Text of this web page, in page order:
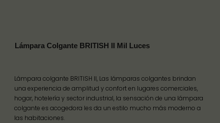
Lámpara Colgante BRITISH II Mil Luces
Lámpara colgante BRITISH II, Las lámparas colgantes brindan
una experiencia de amplitud y confort en lugares comerciales,
hogar, hotelería y sector industrial, la sensación de una lámpara
colgante es acogedora les da un estilo mucho más moderno a
las habitaciones.